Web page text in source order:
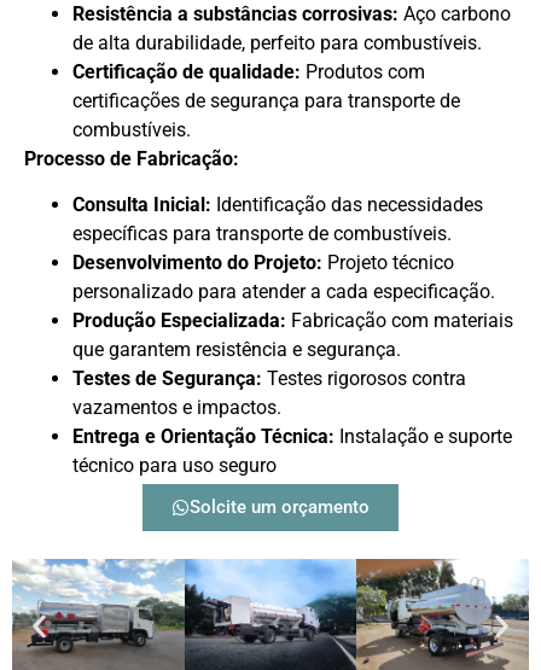
Resistência a substâncias corrosivas: Aço carbono
de alta durabilidade, perfeito para combustíveis.
Certificação de qualidade: Produtos com
certificações de segurança para transporte de
combustíveis.
Processo de Fabricação:
Consulta Inicial: Identificação das necessidades
específicas para transporte de combustíveis.
Desenvolvimento do Projeto: Projeto técnico
personalizado para atender a cada especificação.
Produção Especializada: Fabricação com materiais
que garantem resistência e segurança.
Testes de Segurança: Testes rigorosos contra
vazamentos e impactos.
Entrega e Orientação Técnica: Instalação e suporte
técnico para uso seguro
Solcite um orçamento